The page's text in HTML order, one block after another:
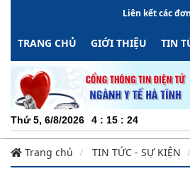
Liên kết các
TRANG CHỦ GIỚI THIỆU TIN
Thứ 5, 6/8/2026 4 : 15 : 25
CHUYÊN
Trang chủ TIN TỨC - SỰ KIỆN